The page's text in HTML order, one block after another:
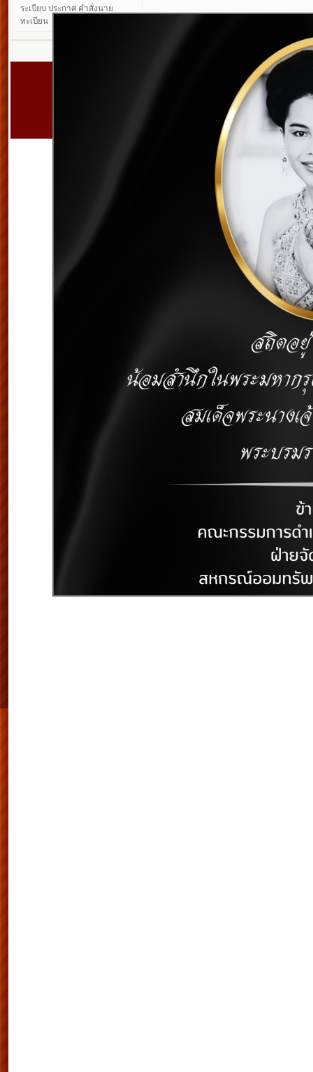
ระเบียบ ประกาศ คำสั่งนาย
ทะเบียน
สหกรณ์ออม
เลขที่ 128/4 หมู่ 10
Copyright © 2011.